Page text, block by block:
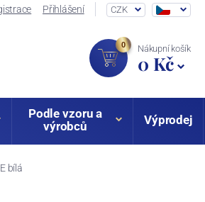
Přihlášení CZK
0 Nákupní košík
0 Kč
Podle vzoru a
výrobců
Výprodej
bílá